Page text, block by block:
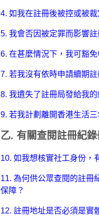
4. 如我在註冊後被控或被
5. 我會否因被定罪而影響註
6. 在甚麼情況下，我可豁
7. 若我沒有依時申請續期
8. 我遺失了註冊局發給我
9. 若我計劃離開香港生活
乙. 有關查閱註冊紀錄
10. 如我想核實社工身份，
11. 為何供公眾查閱的註冊
保障？
12. 註冊地址是否必須是實